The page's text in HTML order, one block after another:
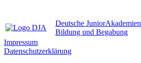
Deutsche JuniorAkademien
Bildung und Begabung
Impressum
Datenschutzerklärung